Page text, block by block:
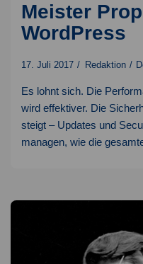
Meister
WordPress
17. Juli 2017 Redaktion
Es lohnt sich. Die
wird effektiver. Die
steigt – Updates und
managen, wie die